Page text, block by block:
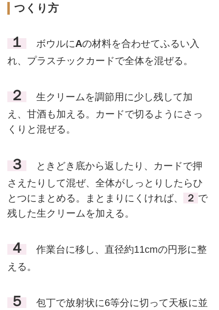
つくり方
１ ボウルにAの材料を合わせてふるい入
れ、プラスチックカードで全体を混ぜる。
２
生クリームを調節用に少し残して加
え、甘酒も加える。カードで切るようにさっ
くりと混ぜる。
３
ときどき底から返したり、カードで押
さえたりして混ぜ、全体がしっとりしたらひ
とつにまとめる。まとまりにくければ、
２ で
残した生クリームを加える。
４
作業台に移し、直径約11cmの円形に整
える。
５
包丁で放射状に6等分に切って天板に並